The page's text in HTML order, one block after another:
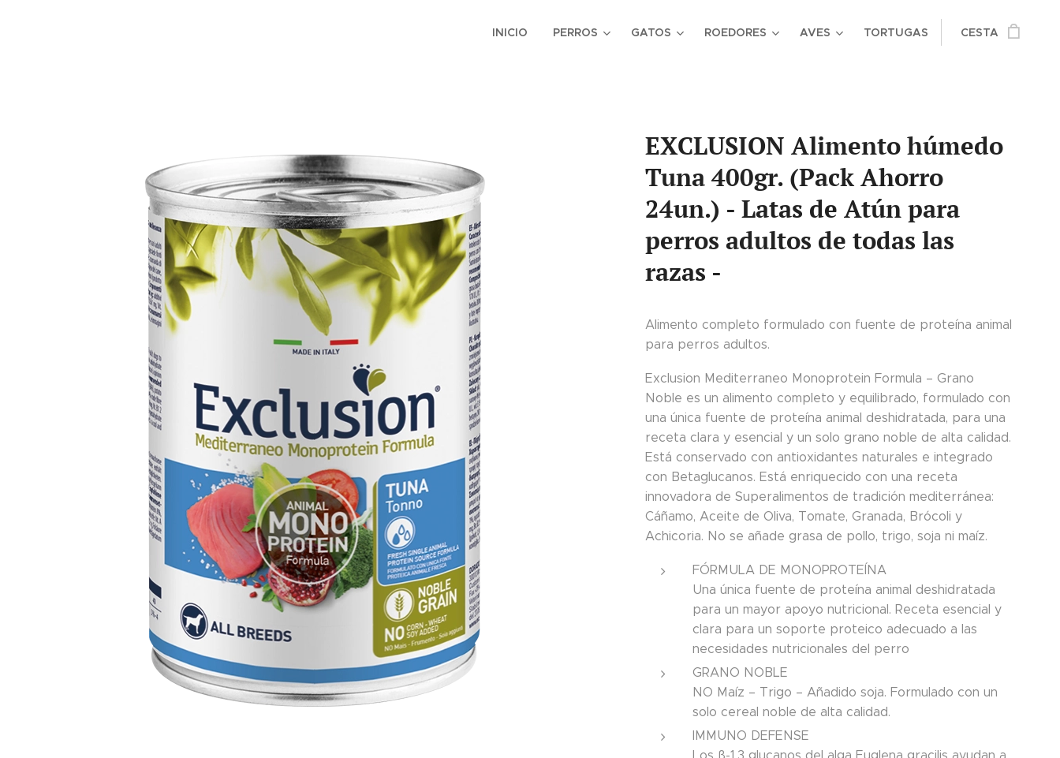
INICIO PERROS GATOS ROEDORES AVES TORTUGAS CESTA
EXCLUSION Alimento húmedo
Tuna 400gr. (Pack Ahorro
24un.) - Latas de Atún para
perros adultos de todas las
razas -
Alimento completo formulado con fuente de proteína animal
para perros adultos.
Exclusion Mediterraneo Monoprotein Formula – Grano
Noble es un alimento completo y equilibrado, formulado con
una única fuente de proteína animal deshidratada, para una
receta clara y esencial y un solo grano noble de alta calidad.
Está conservado con antioxidantes naturales e integrado
con Betaglucanos. Está enriquecido con una receta
innovadora de Superalimentos de tradición mediterránea:
Cáñamo, Aceite de Oliva, Tomate, Granada, Brócoli y
Achicoria. No se añade grasa de pollo, trigo, soja ni maíz.
FÓRMULA DE MONOPROTEÍNA
Una única fuente de proteína animal deshidratada
para un mayor apoyo nutricional. Receta esencial y
clara para un soporte proteico adecuado a las
necesidades nutricionales del perro
GRANO NOBLE
NO Maíz – Trigo – Añadido soja. Formulado con un
solo cereal noble de alta calidad.
IMMUNO DEFENSE